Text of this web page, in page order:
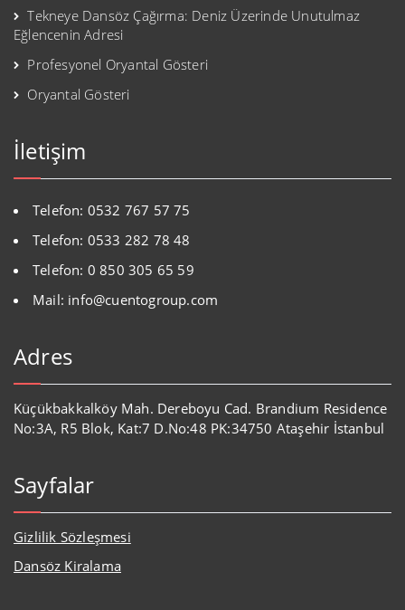
Tekneye Dansöz Çağırma: Deniz Üzerinde Unutulmaz
Eğlencenin Adresi
Profesyonel Oryantal Gösteri
Oryantal Gösteri
İletişim
Telefon: 0532 767 57 75
Telefon: 0533 282 78 48
Telefon: 0 850 305 65 59
Mail: info@cuentogroup.com
Adres
Küçükbakkalköy Mah. Dereboyu Cad. Brandium Residence
No:3A, R5 Blok, Kat:7 D.No:48 PK:34750 Ataşehir İstanbul
Sayfalar
Gizlilik Sözleşmesi
Dansöz Kiralama